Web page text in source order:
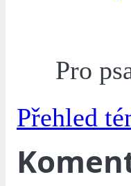
Pro
Přehled